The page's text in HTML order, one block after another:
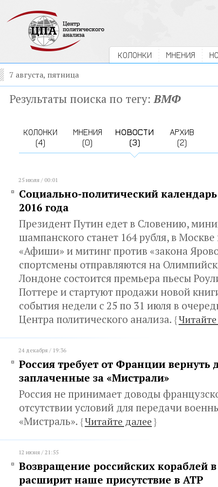
КОЛОНКИ МНЕНИЯ
7 августа, пятница
Результаты поиска по тегу:ВМФ
КОЛОНКИ
(4)
МНЕНИЯ
(0)
НОВОСТИ
(3)
АРХИВ
(2)
25 июля / 00:01
Социально-политический
2016 года
Президент Путин едет в Словению,
шампанского станет 164 рубля, в
«Афиши» и митинг против «закона
спортсмены отправляются на
Лондоне состоится премьера пьесы
Поттере и стартуют продажи новой
события недели с 25 по 31 июля в
Центра политического анализа. {
24 декабря / 19:36
Россия требует от Франции вернуть
заплаченные за «Мистрали»
Россия не принимает доводы
отсутствии условий для передачи
«Мистраль». {Читайте далее}
12 июня / 21:55
Возвращение российских кораблей
расширит наше присутствие в АТР